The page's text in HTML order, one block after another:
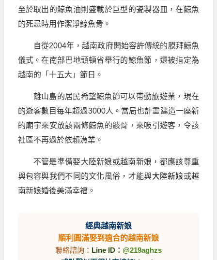
至於取出的鯨魚油則盛載於巨型的瓷製器皿，在鯨魚
的死忌時用作潔淨鯨魚骨。
自從2004年，越南政府開始容許傳統的膜拜鯨魚
儀式。在南部巴地頭頓省舉行的鯨魚節，還被指定為
越南的「十五大」節日。
離山島的居民希望鯨魚節可以帶動旅遊業，現在
的遊客數目每年超過3000人。當局也計畫建造一座新
的廟宇來安放該兩條鯨魚的骸骨，來吸引遊客，令該
社區不再過於依賴漁業。
不管是準備娶大陸新娘或越南新娘，都應該尊重
與包容與我們不同的文化風俗，才能與大陸新娘或越
南新娘婚後美滿幸福。
經典越南新娘
順利圓滿娶到適合的越南新娘
聯絡諮詢： Line ID： @219aghzs